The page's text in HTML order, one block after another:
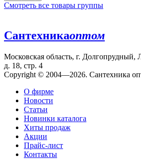
Смотреть все товары группы
Сантехникаоптом
Московская область, г. Долгопрудный,
д. 18, стр. 4
Copyright © 2004—2026. Сантехника
О фирме
Новости
Статьи
Новинки каталога
Хиты продаж
Акции
Прайс-лист
Контакты